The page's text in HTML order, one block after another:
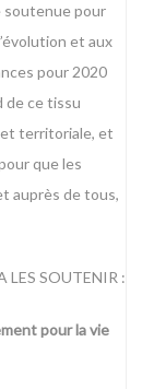
soutenue pour
et aux
pour 2020
de ce tissu
et territoriale, et
que les
auprès de tous,
LES SOUTENIR :
pour la vie